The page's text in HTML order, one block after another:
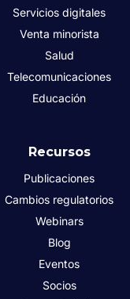
Servicios digitales
Venta minorista
Salud
Telecomunicaciones
Educación
Recursos
Publicaciones
Cambios regulatorios
Webinars
Blog
Eventos
Socios